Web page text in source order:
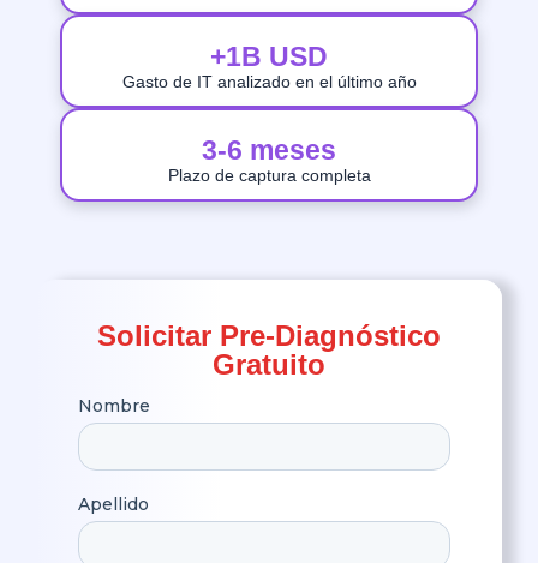
+1B USD
Gasto de IT analizado en el último año
3-6 meses
Plazo de captura completa
Solicitar Pre-Diagnóstico
Gratuito